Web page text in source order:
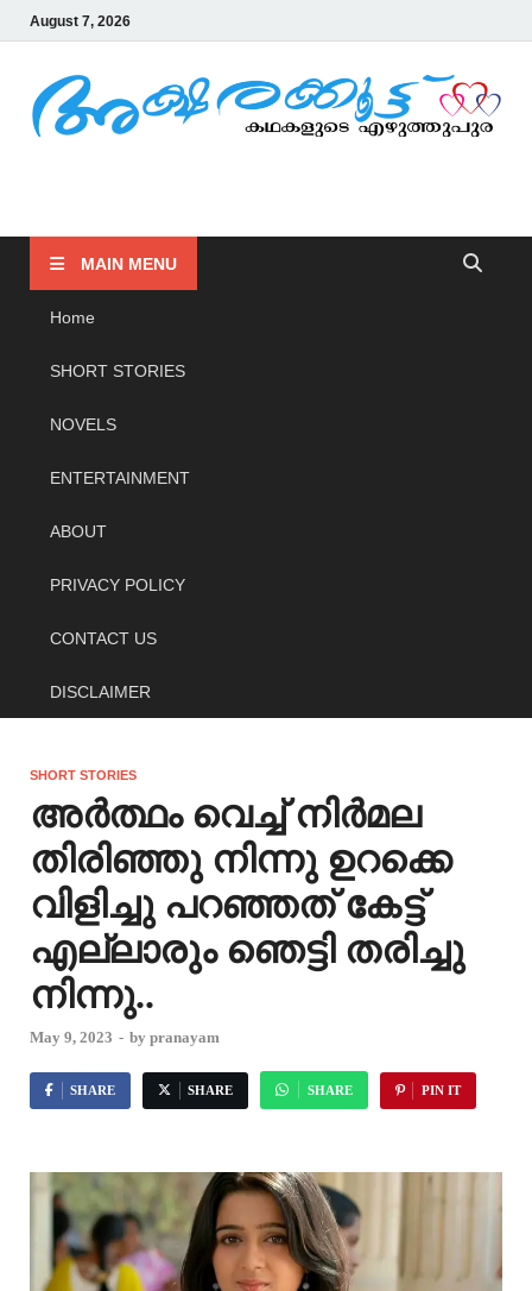
August 7, 2026
MAIN MENU
Home
SHORT STORIES
NOVELS
ENTERTAINMENT
ABOUT
PRIVACY POLICY
CONTACT US
DISCLAIMER
SHORT STORIES
അർത്ഥം വെച്ച് നിർമല
തിരിഞ്ഞു നിന്നു ഉറക്കെ
വിളിച്ചു പറഞ്ഞത് കേട്ട്
എല്ലാരും ഞെട്ടി തരിച്ചു
നിന്നു..
May 9, 2023 - by pranayam
SHARE SHARE SHARE PIN IT